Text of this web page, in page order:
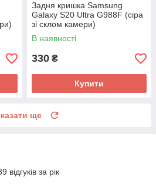
Задня кришка Samsung
Galaxy S20 Ultra G988F (сіра
зі склом камери)
В наявності
330 ₴
Купити
ще
за рік